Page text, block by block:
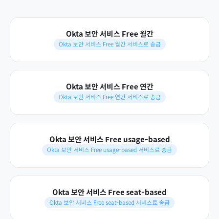
Okta 보안 서비스 Free 월간
Okta 보안 서비스 Free 월간 서비스료 송금
Okta 보안 서비스 Free 연간
Okta 보안 서비스 Free 연간 서비스료 송금
Okta 보안 서비스 Free usage-based
Okta 보안 서비스 Free usage-based 서비스료 송금
Okta 보안 서비스 Free seat-based
Okta 보안 서비스 Free seat-based 서비스료 송금